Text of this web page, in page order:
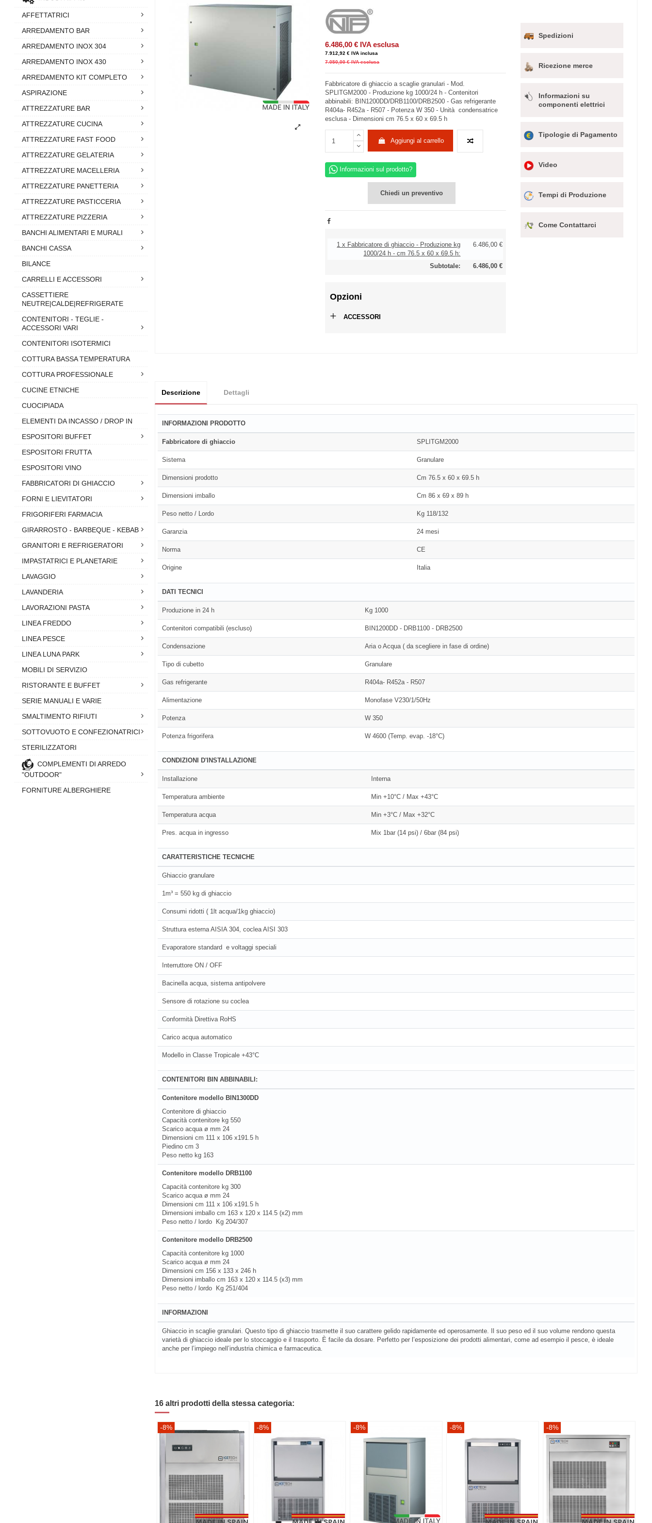
6.486,00 € IVA esclusa
7.912,92 € IVA inclusa
7.050,00 € IVA esclusa
Fabbricatore di ghiaccio a scaglie granulari - Mod.
SPLITGM2000 - Produzione kg 1000/24 h - Contenitori
abbinabili: BIN1200DD/DRB1100/DRB2500 - Gas refrigerante
R404a- R452a - R507 - Potenza W 350 - Unità condensatrice
esclusa - Dimensioni cm 76.5 x 60 x 69.5 h
Aggiungi al carrello
Informazioni sul prodotto?
Chiedi un preventivo
1 x Fabbricatore di ghiaccio - Produzione kg
1000/24 h - cm 76.5 x 60 x 69.5 h:
6.486,00 €
Subtotale: 6.486,00 €
Opzioni
+ ACCESSORI
Spedizioni
Ricezione merce
Informazioni su
componenti elettrici
Tipologie di Pagamento
Video
Tempi di Produzione
Come Contattarci
Descrizione Dettagli
INFORMAZIONI PRODOTTO
Fabbricatore di ghiaccio SPLITGM2000
Sistema Granulare
Dimensioni prodotto Cm 76.5 x 60 x 69.5 h
Dimensioni imballo Cm 86 x 69 x 89 h
Peso netto / Lordo Kg 118/132
Garanzia 24 mesi
Norma CE
Origine Italia
DATI TECNICI
Produzione in 24 h Kg 1000
Contenitori compatibili (escluso) BIN1200DD - DRB1100 - DRB2500
Condensazione Aria o Acqua ( da scegliere in fase di ordine)
Tipo di cubetto Granulare
Gas refrigerante R404a- R452a - R507
Alimentazione Monofase V230/1/50Hz
Potenza W 350
Potenza frigorifera W 4600 (Temp. evap. -18°C)
CONDIZIONI D'INSTALLAZIONE
Installazione Interna
Temperatura ambiente Min +10°C / Max +43°C
Temperatura acqua Min +3°C / Max +32°C
Pres. acqua in ingresso Mix 1bar (14 psi) / 6bar (84 psi)
CARATTERISTICHE TECNICHE
Ghiaccio granulare
1m³ = 550 kg di ghiaccio
Consumi ridotti ( 1lt acqua/1kg ghiaccio)
Struttura esterna AISIA 304, coclea AISI 303
Evaporatore standard e voltaggi speciali
Interruttore ON / OFF
Bacinella acqua, sistema antipolvere
Sensore di rotazione su coclea
Conformità Direttiva RoHS
Carico acqua automatico
Modello in Classe Tropicale +43°C
CONTENITORI BIN ABBINABILI:
Contenitore modello BIN1300DD
Contenitore di ghiaccio
Capacità contenitore kg 550
Scarico acqua ø mm 24
Dimensioni cm 111 x 106 x191.5 h
Piedino cm 3
Peso netto kg 163
Contenitore modello DRB1100
Capacità contenitore kg 300
Scarico acqua ø mm 24
Dimensioni cm 111 x 106 x191.5 h
Dimensioni imballo cm 163 x 120 x 114.5 (x2) mm
Peso netto / lordo Kg 204/307
Contenitore modello DRB2500
Capacità contenitore kg 1000
Scarico acqua ø mm 24
Dimensioni cm 156 x 133 x 246 h
Dimensioni imballo cm 163 x 120 x 114.5 (x3) mm
Peso netto / lordo Kg 251/404
INFORMAZIONI
Ghiaccio in scaglie granulari. Questo tipo di ghiaccio trasmette il suo carattere gelido rapidamente ed operosamente. Il suo peso ed il suo volume rendono questa
varietà di ghiaccio ideale per lo stoccaggio e il trasporto. È facile da dosare. Perfetto per l’esposizione dei prodotti alimentari, come ad esempio il pesce, è ideale
anche per l’impiego nell’industria chimica e farmaceutica.
16 altri prodotti della stessa categoria:
-8% -8% -8% -8% -8%
AFFETTATRICI
ARREDAMENTO BAR
ARREDAMENTO INOX 304
ARREDAMENTO INOX 430
ARREDAMENTO KIT COMPLETO
ASPIRAZIONE
ATTREZZATURE BAR
ATTREZZATURE CUCINA
ATTREZZATURE FAST FOOD
ATTREZZATURE GELATERIA
ATTREZZATURE MACELLERIA
ATTREZZATURE PANETTERIA
ATTREZZATURE PASTICCERIA
ATTREZZATURE PIZZERIA
BANCHI ALIMENTARI E MURALI
BANCHI CASSA
BILANCE
CARRELLI E ACCESSORI
CASSETTIERE
NEUTRE|CALDE|REFRIGERATE
CONTENITORI - TEGLIE -
ACCESSORI VARI
CONTENITORI ISOTERMICI
COTTURA BASSA TEMPERATURA
COTTURA PROFESSIONALE
CUCINE ETNICHE
CUOCIPIADA
ELEMENTI DA INCASSO / DROP IN
ESPOSITORI BUFFET
ESPOSITORI FRUTTA
ESPOSITORI VINO
FABBRICATORI DI GHIACCIO
FORNI E LIEVITATORI
FRIGORIFERI FARMACIA
GIRARROSTO - BARBEQUE - KEBAB
GRANITORI E REFRIGERATORI
IMPASTATRICI E PLANETARIE
LAVAGGIO
LAVANDERIA
LAVORAZIONI PASTA
LINEA FREDDO
LINEA PESCE
LINEA LUNA PARK
MOBILI DI SERVIZIO
RISTORANTE E BUFFET
SERIE MANUALI E VARIE
SMALTIMENTO RIFIUTI
SOTTOVUOTO E CONFEZIONATRICI
STERILIZZATORI
COMPLEMENTI DI ARREDO
"OUTDOOR"
FORNITURE ALBERGHIERE